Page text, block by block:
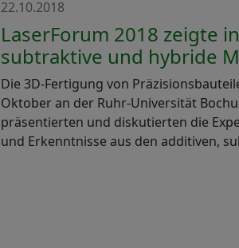
22.10.2018
LaserForum 2018 zeigte
subtraktive und hybride
Die 3D-Fertigung von
Oktober an der Ruhr-Universität
präsentierten und diskutierten die
und Erkenntnisse aus den additiven,